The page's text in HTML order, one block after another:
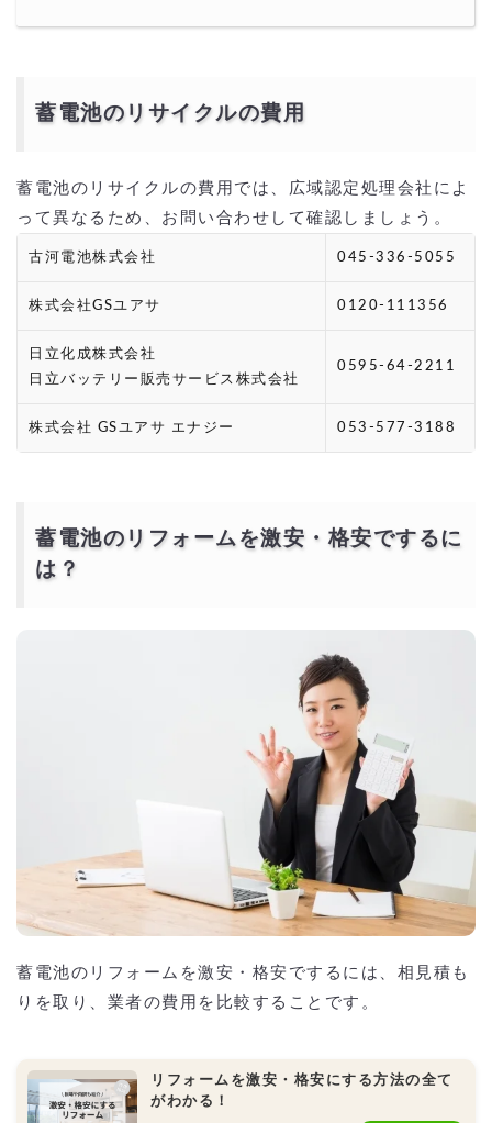
蓄電池のリサイクルの費用
蓄電池のリサイクルの費用では、広域認定処理会社によ
って異なるため、お問い合わせして確認しましょう。
古河電池株式会社 045-336-5055
株式会社GSユアサ 0120-111356
日立化成株式会社
日立バッテリー販売サービス株式会社
0595-64-2211
株式会社 GSユアサ エナジー 053-577-3188
蓄電池のリフォームを激安・格安でするに
は？
蓄電池のリフォームを激安・格安でするには、相見積も
りを取り、業者の費用を比較することです。
リフォームを激安・格安にする方法の全て
がわかる！